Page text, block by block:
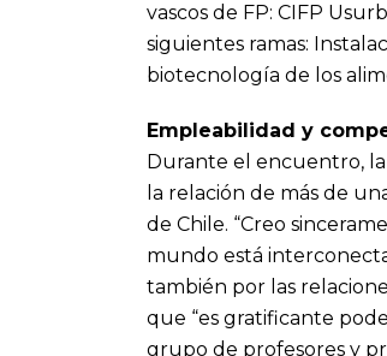
vascos de FP: CIFP
siguientes ramas:
biotecnología de los
Empleabilidad y
Durante el encuentro,
la relación de más de
de Chile. “Creo
mundo está
también por las
que “es gratificante
grupo de profesores y